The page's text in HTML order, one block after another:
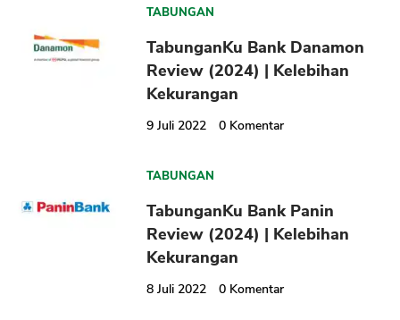
TABUNGAN
TabunganKu Bank Danamon
Review (2024) | Kelebihan
Kekurangan
9 Juli 2022 0 Komentar
TABUNGAN
TabunganKu Bank Panin
Review (2024) | Kelebihan
Kekurangan
8 Juli 2022 0 Komentar